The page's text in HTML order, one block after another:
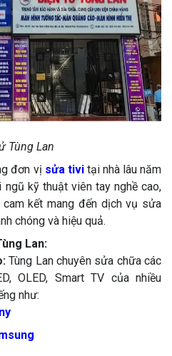
Tùng Lan
đơn vị sửa tivi tại nhà lâu năm
kỹ thuật viên tay nghề cao,
cam kết mang đến dịch vụ sửa
chóng và hiệu quả.
Lan:
Tùng Lan chuyên sửa chữa các
OLED, Smart TV của nhiều
như: